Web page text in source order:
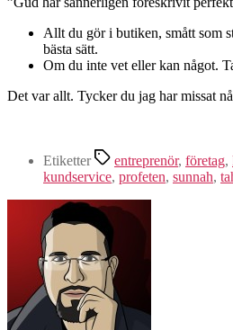
Allt du gör i butiken, smått som
bästa sätt.
Om du inte vet eller kan något.
Det var allt. Tycker du jag har missat
Etiketter entreprenör, företag,
kundservice, profeten, sunnah,